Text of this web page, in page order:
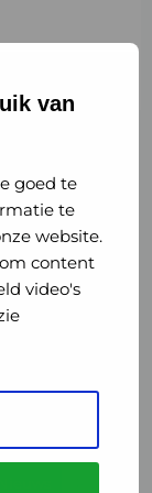
van
goed te
te
website.
content
video's